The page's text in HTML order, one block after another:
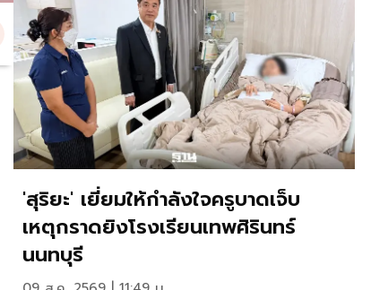
'สุริยะ' เยี่ยมให้กำลังใจครูบาดเจ็บ
เหตุกราดยิงโรงเรียนเทพศิรินทร์
นนทบุรี